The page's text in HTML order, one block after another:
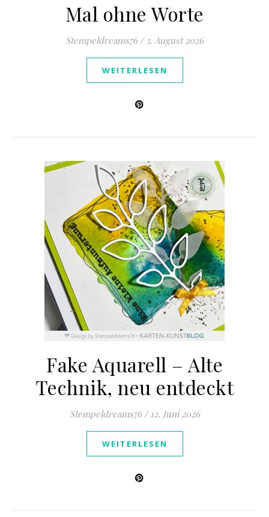
Mal ohne Worte
Stempeldreams76 / 3. August 2026
WEITERLESEN
Fake Aquarell – Alte
Technik, neu entdeckt
Stempeldreams76 / 12. Juni 2026
WEITERLESEN